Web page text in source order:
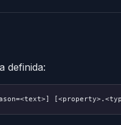
definida: